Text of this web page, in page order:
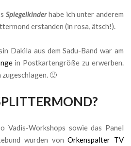
Spiegelkinder habe ich unter anderem
erstanden (in rosa, ätsch!).
Dakila aus dem Sadu-Band war am
in Postkartengröße zu erwerben.
🙂
Vadis-Workshops sowie das Panel
wurden vonOrkenspalter TV